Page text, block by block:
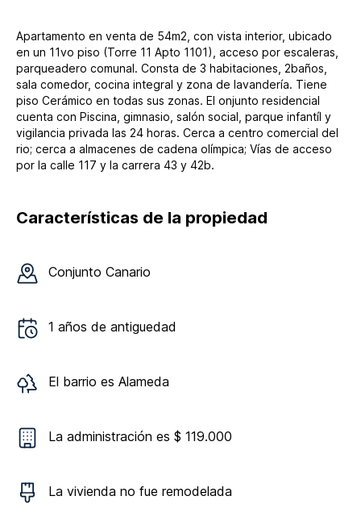
Apartamento en venta de 54m2, con vista interior, ubicado
en un 11vo piso (Torre 11 Apto 1101), acceso por escaleras,
parqueadero comunal. Consta de 3 habitaciones, 2baños,
sala comedor, cocina integral y zona de lavandería. Tiene
piso Cerámico en todas sus zonas. El onjunto residencial
cuenta con Piscina, gimnasio, salón social, parque infantíl y
vigilancia privada las 24 horas. Cerca a centro comercial del
rio; cerca a almacenes de cadena olímpica; Vías de acceso
por la calle 117 y la carrera 43 y 42b.
Características de la propiedad
Conjunto Canario
1 años de antiguedad
El barrio es Alameda
La administración es $ 119.000
La vivienda no fue remodelada